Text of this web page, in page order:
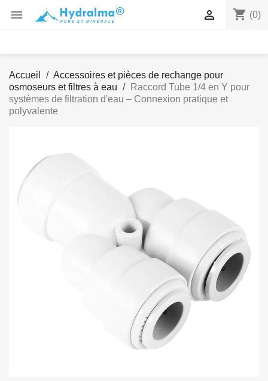
 shopping_cart (0)

Accueil
Accessoires et pièces de rechange pour
osmoseurs et filtres à eau
Raccord Tube 1/4 en Y pour
systèmes de filtration d'eau – Connexion pratique et
polyvalente